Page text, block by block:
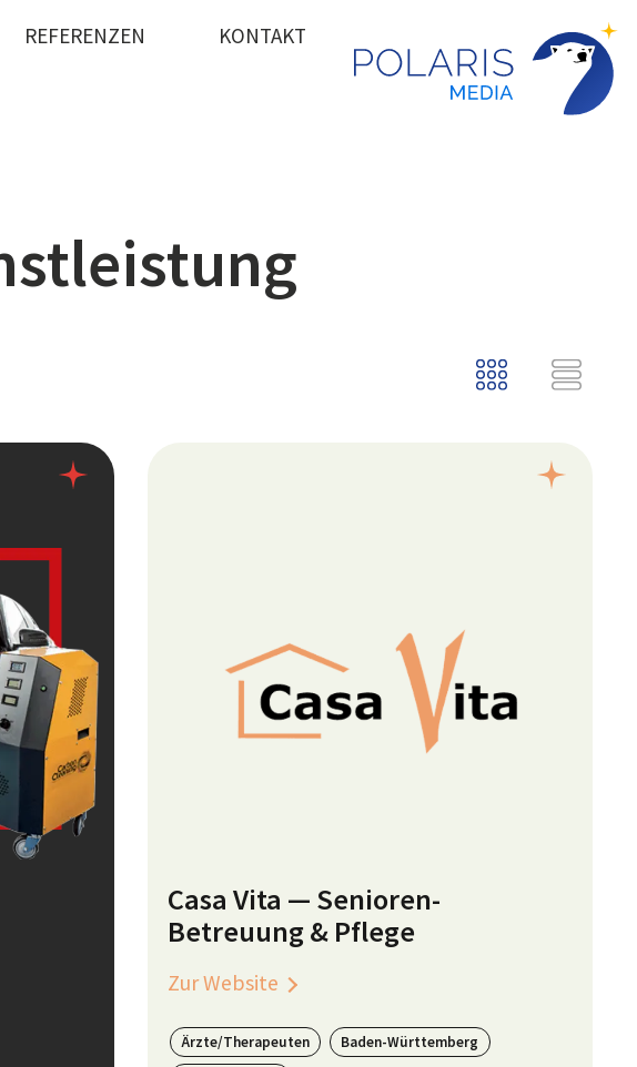
REFERENZEN KONTAKT
Casa Vita — Senioren-
Betreuung & Pflege
Zur Website
Ärzte/Therapeuten
Baden-Württemberg